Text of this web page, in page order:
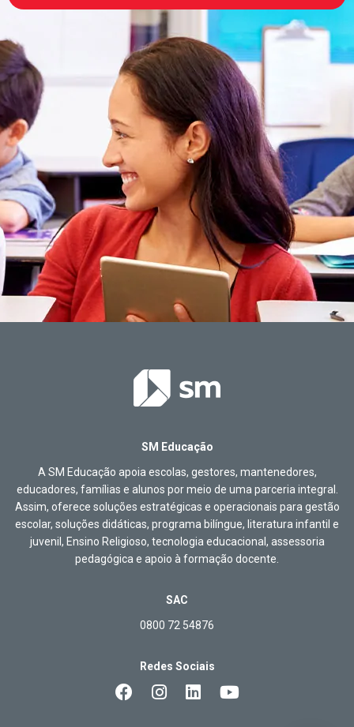
SM Educação
A SM Educação apoia escolas, gestores, mantenedores,
educadores, famílias e alunos por meio de uma parceria integral.
Assim, oferece soluções estratégicas e operacionais para gestão
escolar, soluções didáticas, programa bilíngue, literatura infantil e
juvenil, Ensino Religioso, tecnologia educacional, assessoria
pedagógica e apoio à formação docente.
SAC
0800 72 54876
Redes Sociais